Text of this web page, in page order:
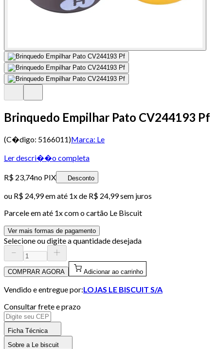
Brinquedo Empilhar Pato CV244193 Pf
(C�digo: 5166011)Marca: Le
Ler descri��o completa
R$ 23,74no PIX Desconto
ou R$ 24,99em até 1x de R$ 24,99sem juros
Parcele em até 1x com o cartão Le Biscuit
Ver mais formas de pagamento
Selecione ou digite a quantidade desejada
COMPRAR AGORA Adicionar ao carrinho
Vendido e entregue por:LOJAS LE BISCUIT S/A
Consultar frete e prazo
Ficha Técnica
Sobre a Le biscuit